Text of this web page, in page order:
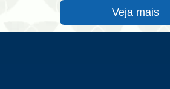
Veja mais